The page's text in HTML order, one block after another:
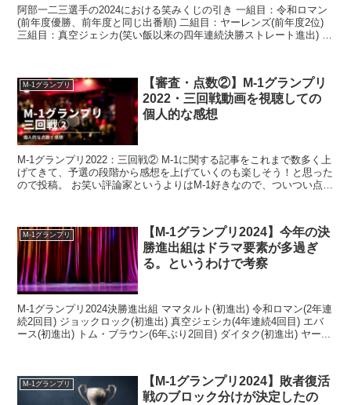
阿部一二三選手の2024における笑みくじの引き 一組目：令和ロマン
(前年度優勝、前年度と同じ出番順) 二組目：ヤーレンズ(前年度2位)
三組目：真空ジェシカ(笑い飯以来の四年連続決勝ストレート進出) 阿
M-1グランプリ
【審査・点数②】M-1グランプリ
2022・三回戦動画を視聴しての
個人的な感想
M-1グランプリ2022：三回戦② M-1に関する記事をこれまで数多く上
げてきて、予選の段階から感想を上げていくのも楽しそう！と思った
ので投稿。 お笑い評論家というよりはM-1好きなので、ついつい点数
M-1グランプリ
【M-1グランプリ2024】今年の決
勝進出組はドラマ要素が多過ぎ
る。というわけで考察
M-1グランプリ2024決勝進出組 ママタルト(初進出) 令和ロマン(2年連
続2回目) ジョックロック(初進出) 真空ジェシカ(4年連続4回目) エバ
ース(初進出) トム・ブラウン(6年ぶり2回目) ダイタク(初進出) ヤー...
M-1グランプリ
【M-1グランプリ2024】敗者復活
戦のブロック分けが決定したの